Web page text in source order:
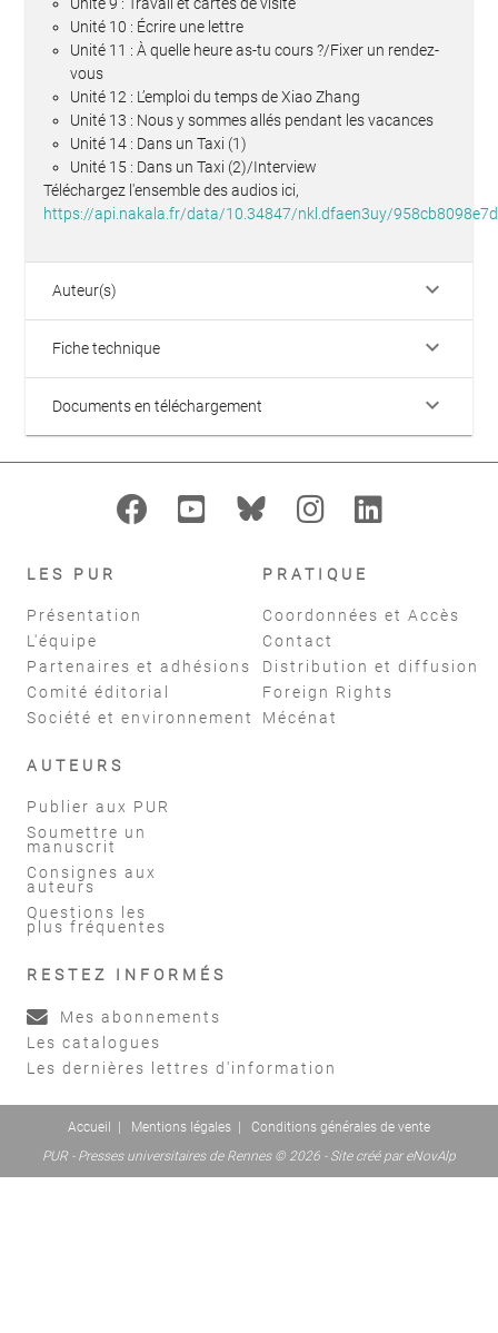
Unité 10 : Écrire une lettre
Unité 11 : À quelle heure as-tu cours ?/Fixer un rendez-
vous
Unité 12 : L’emploi du temps de Xiao Zhang
Unité 13 : Nous y sommes allés pendant les vacances
Unité 14 : Dans un Taxi (1)
Unité 15 : Dans un Taxi (2)/Interview
Téléchargez l'ensemble des audios ici,
https://api.nakala.fr/data/10.34847/nkl.dfaen3uy/
Auteur(s) keyboard_arrow_down
Fiche technique keyboard_arrow_down
Documents en téléchargement keyboard_arrow_down
LES PUR
Présentation
L'équipe
Partenaires et adhésions
Comité éditorial
Société et environnement
PRATIQUE
Coordonnées et Accès
Contact
Distribution et diffusion
Foreign Rights
Mécénat
AUTEURS
Publier aux PUR
Soumettre un
manuscrit
Consignes aux
auteurs
Questions les
plus fréquentes
RESTEZ INFORMÉS
Mes abonnements
Les catalogues
Les dernières lettres d'information
Accueil Mentions légales
Conditions générales de vente
PUR - Presses universitaires de Rennes © 2026 - Site créé par eNovAlp